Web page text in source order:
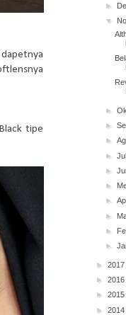
tipe
►
▼
►
►
►
►
►
►
►
►
►
►
► 2017
► 2016
► 2015
► 2014